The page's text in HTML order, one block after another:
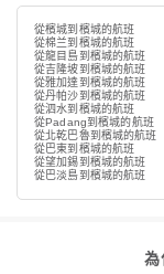
從檳城到檳城的航班
從棉兰到檳城的航班
從龍目島到檳城的航班
從吉隆坡到檳城的航班
從雅加達到檳城的航班
從丹帕沙到檳城的航班
從泗水到檳城的航班
從Padang到檳城的航班
從北乾巴魯到檳城的航班
從巴東到檳城的航班
從望加錫到檳城的航班
從巴淡島到檳城的航班
為